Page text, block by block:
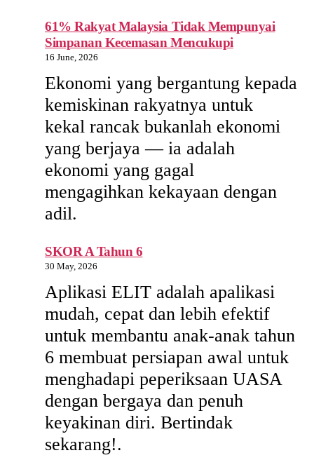
61% Rakyat Malaysia Tidak Mempunyai
Simpanan Kecemasan Mencukupi
16 June, 2026
Ekonomi yang bergantung kepada
kemiskinan rakyatnya untuk
kekal rancak bukanlah ekonomi
yang berjaya — ia adalah
ekonomi yang gagal
mengagihkan kekayaan dengan
adil.
SKOR A Tahun 6
30 May, 2026
Aplikasi ELIT adalah apalikasi
mudah, cepat dan lebih efektif
untuk membantu anak-anak tahun
6 membuat persiapan awal untuk
menghadapi peperiksaan UASA
dengan bergaya dan penuh
keyakinan diri. Bertindak
sekarang!.